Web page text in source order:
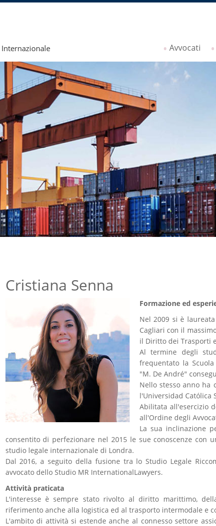
Avvocati
Cristiana Senna
Formazione ed
Nel 2009 si è
Cagliari con il
il Diritto dei Trasporti
Al termine degli
frequentato la
"M. De André"
Nello stesso anno ha
l'Universidad Católica
Abilitata all'esercizio
all'Ordine degli
La sua inclinazione
consentito di perfezionare nel 2015 le sue conoscenze con
studio legale internazionale di Londra.
Dal 2016, a seguito della fusione tra lo Studio Legale
avvocato dello Studio MR InternationalLawyers.
Attività praticata
L'interesse è sempre stato rivolto al diritto marittimo,
riferimento anche alla logistica ed al trasporto intermodale e
L'ambito di attività si estende anche al connesso settore